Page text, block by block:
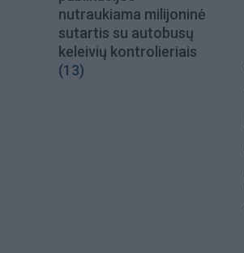
nutraukiama milijoninė
sutartis su autobusų
keleivių kontrolieriais
(13)